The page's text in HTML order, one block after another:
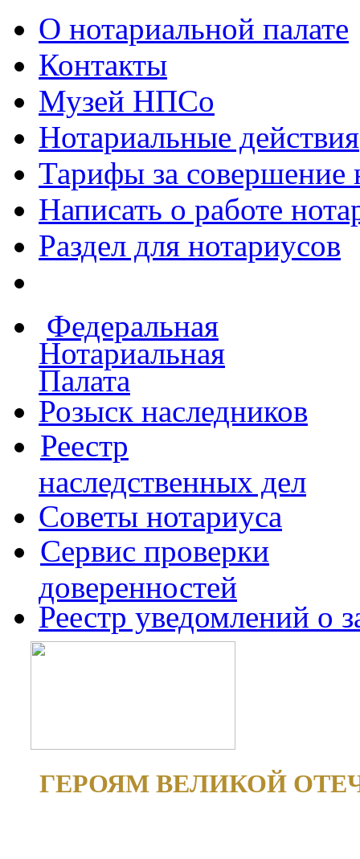
О нотариальной палате
Контакты
Музей НПСо
Нотариальные действия
Тарифы за совершение
Написать о работе
Раздел для нотариусов
Федеральная
Нотариальная
Палата
Розыск наследников
Реестр
наследственных дел
Советы нотариуса
Сервис проверки
доверенностей
Реестр уведомлений о
ГЕРОЯМ ВЕЛИКОЙ